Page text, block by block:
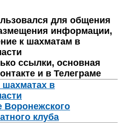
для общения
информации,
к шахматам в
ссылки, основная
и в Телеграме
шахматах в
Воронежского
клуба